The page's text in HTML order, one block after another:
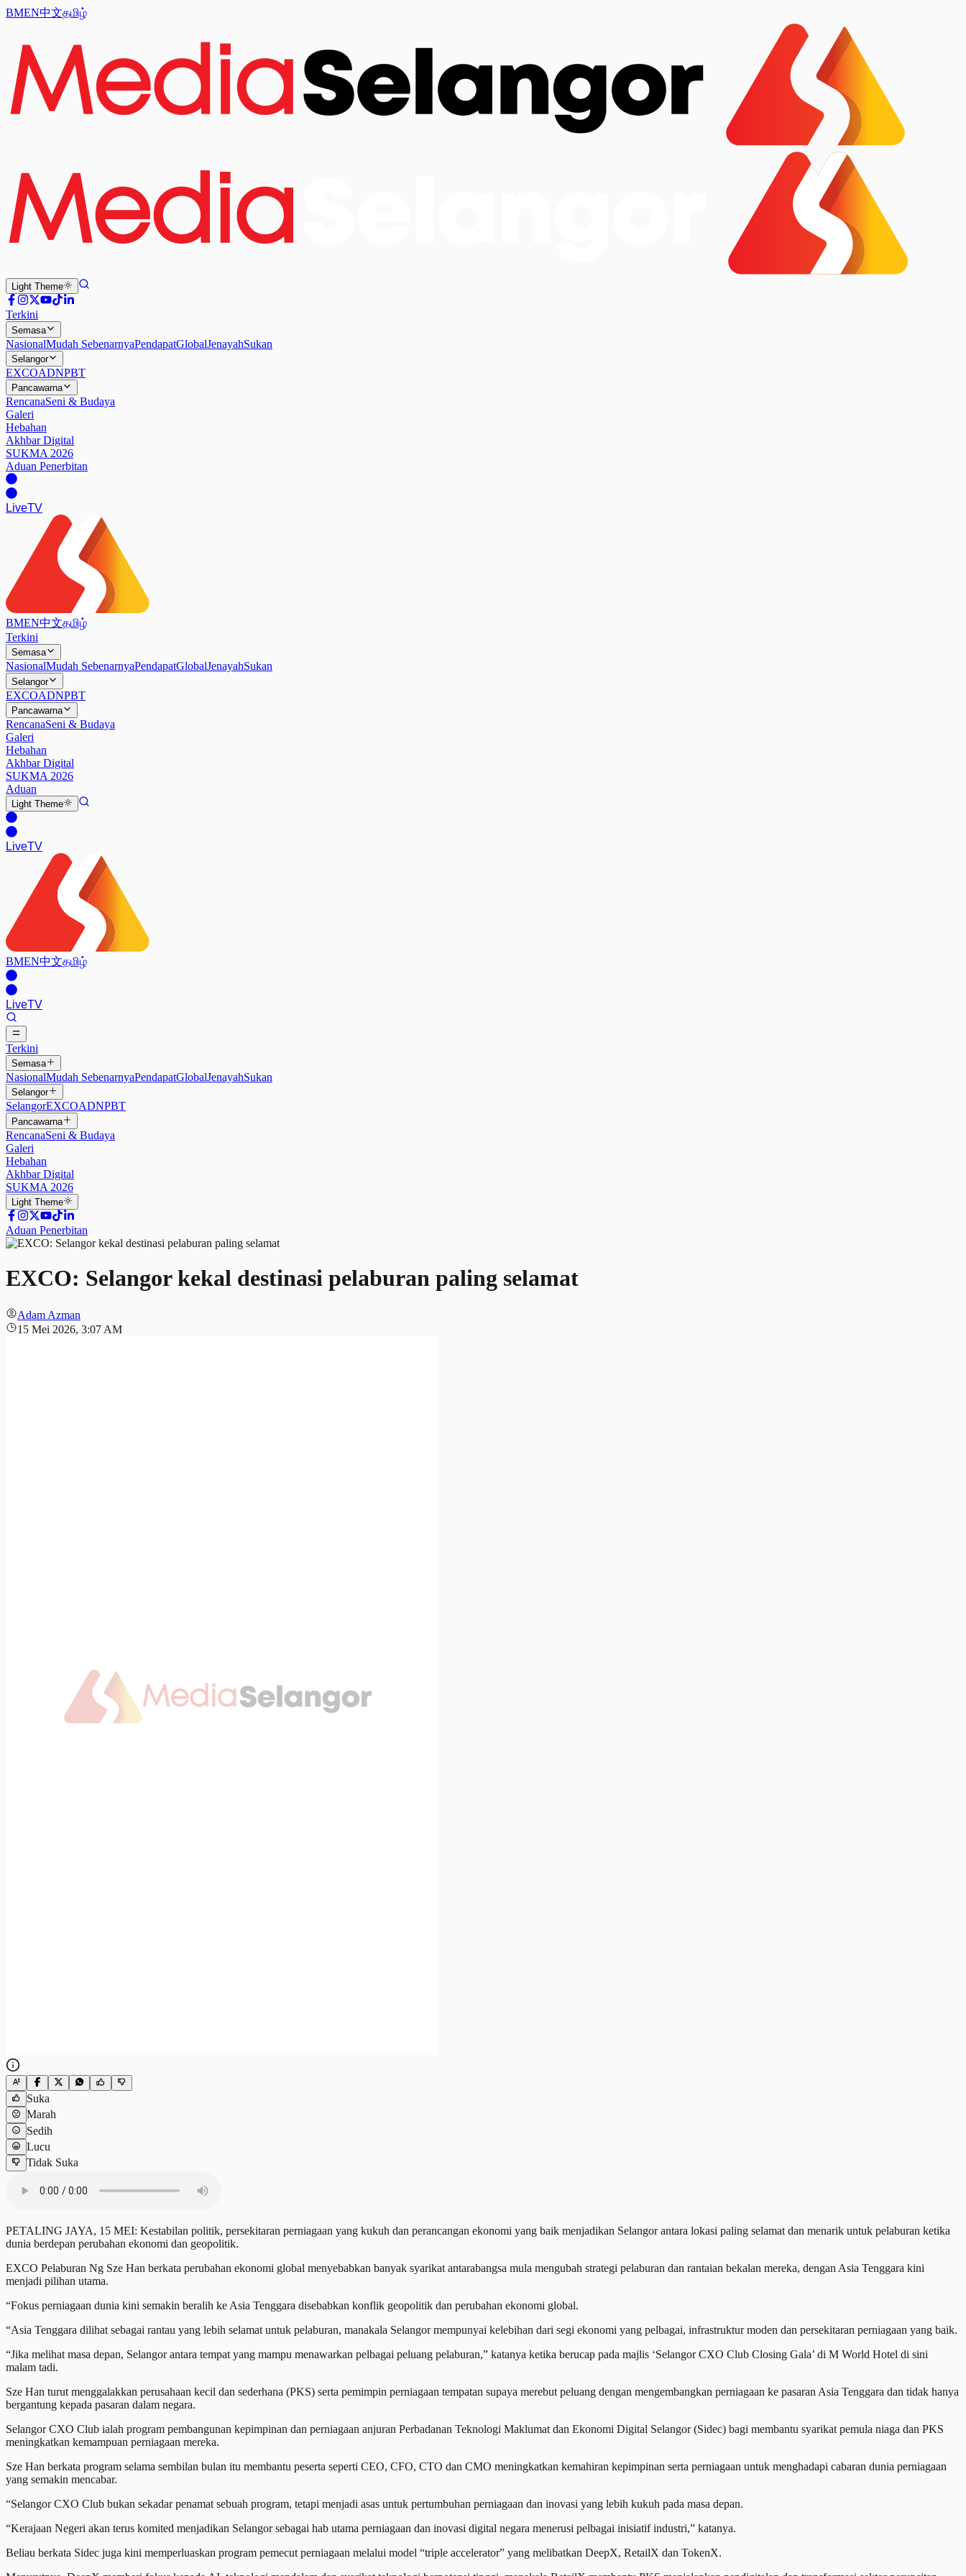
BMEN中文தமிழ்
Light Theme
Terkini
Semasa
NasionalMudah SebenarnyaPendapatGlobalJenayahSukan
Selangor
EXCOADNPBT
Pancawarna
RencanaSeni & Budaya
Galeri
Hebahan
Akhbar Digital
SUKMA 2026
Aduan Penerbitan
LiveTV
BMEN中文தமிழ்
Terkini
Semasa
NasionalMudah SebenarnyaPendapatGlobalJenayahSukan
Selangor
EXCOADNPBT
Pancawarna
RencanaSeni & Budaya
Galeri
Hebahan
Akhbar Digital
SUKMA 2026
Aduan
Light Theme
LiveTV
BMEN中文தமிழ்
LiveTV
Terkini
Semasa
NasionalMudah SebenarnyaPendapatGlobalJenayahSukan
Selangor
SelangorEXCOADNPBT
Pancawarna
RencanaSeni & Budaya
Galeri
Hebahan
Akhbar Digital
SUKMA 2026
Light Theme
Aduan Penerbitan
EXCO: Selangor kekal destinasi pelaburan paling selamat
Adam Azman
15 Mei 2026, 3:07 AM
Suka
Marah
Sedih
Lucu
Tidak Suka
PETALING JAYA, 15 MEI: Kestabilan politik, persekitaran perniagaan yang kukuh dan perancangan ekonomi yang baik menjadikan Selangor antara lokasi paling selamat dan menarik untuk pelaburan ketika
dunia berdepan perubahan ekonomi dan geopolitik.
EXCO Pelaburan Ng Sze Han berkata perubahan ekonomi global menyebabkan banyak syarikat antarabangsa mula mengubah strategi pelaburan dan rantaian bekalan mereka, dengan Asia Tenggara kini
menjadi pilihan utama.
“Fokus perniagaan dunia kini semakin beralih ke Asia Tenggara disebabkan konflik geopolitik dan perubahan ekonomi global.
“Asia Tenggara dilihat sebagai rantau yang lebih selamat untuk pelaburan, manakala Selangor mempunyai kelebihan dari segi ekonomi yang pelbagai, infrastruktur moden dan persekitaran perniagaan yang baik.
“Jika melihat masa depan, Selangor antara tempat yang mampu menawarkan pelbagai peluang pelaburan,” katanya ketika berucap pada majlis ‘Selangor CXO Club Closing Gala’ di M World Hotel di sini
malam tadi.
Sze Han turut menggalakkan perusahaan kecil dan sederhana (PKS) serta pemimpin perniagaan tempatan supaya merebut peluang dengan mengembangkan perniagaan ke pasaran Asia Tenggara dan tidak hanya
bergantung kepada pasaran dalam negara.
Selangor CXO Club ialah program pembangunan kepimpinan dan perniagaan anjuran Perbadanan Teknologi Maklumat dan Ekonomi Digital Selangor (Sidec) bagi membantu syarikat pemula niaga dan PKS
meningkatkan kemampuan perniagaan mereka.
Sze Han berkata program selama sembilan bulan itu membantu peserta seperti CEO, CFO, CTO dan CMO meningkatkan kemahiran kepimpinan serta perniagaan untuk menghadapi cabaran dunia perniagaan
yang semakin mencabar.
“Selangor CXO Club bukan sekadar penamat sebuah program, tetapi menjadi asas untuk pertumbuhan perniagaan dan inovasi yang lebih kukuh pada masa depan.
“Kerajaan Negeri akan terus komited menjadikan Selangor sebagai hab utama perniagaan dan inovasi digital negara menerusi pelbagai inisiatif industri,” katanya.
Beliau berkata Sidec juga kini memperluaskan program pemecut perniagaan melalui model “triple accelerator” yang melibatkan DeepX, RetailX dan TokenX.